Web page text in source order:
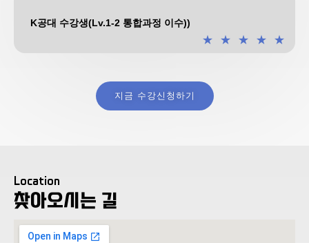
K공대 수강생(Lv.1-2 통합과정 이수))
★ ★ ★ ★ ★
지금 수강신청하기
Location
찾아오시는 길